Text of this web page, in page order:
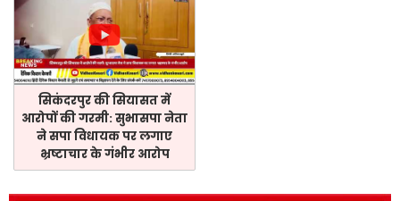
सिकंदरपुर की सियासत में
आरोपों की गरमी: सुभासपा नेता
ने सपा विधायक पर लगाए
भ्रष्टाचार के गंभीर आरोप